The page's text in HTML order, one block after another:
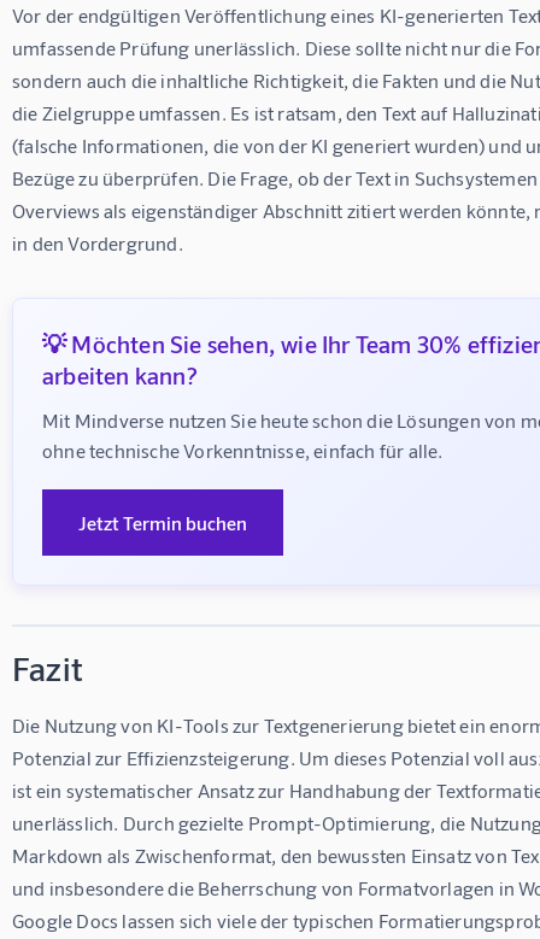
Vor der endgültigen Veröffentlichung eines KI-generierten
umfassende Prüfung unerlässlich. Diese sollte nicht nur die
sondern auch die inhaltliche Richtigkeit, die Fakten und die
die Zielgruppe umfassen. Es ist ratsam, den Text auf
(falsche Informationen, die von der KI generiert wurden) und
Bezüge zu überprüfen. Die Frage, ob der Text in
Overviews als eigenständiger Abschnitt zitiert werden könnte,
in den Vordergrund.
💡 Möchten Sie sehen, wie Ihr Team 30%
arbeiten kann?
Mit Mindverse nutzen Sie heute schon die Lösungen von
ohne technische Vorkenntnisse, einfach für alle.
Jetzt Termin buchen
Fazit
Die Nutzung von KI-Tools zur Textgenerierung bietet ein
Potenzial zur Effizienzsteigerung. Um dieses Potenzial voll
ist ein systematischer Ansatz zur Handhabung der
unerlässlich. Durch gezielte Prompt-Optimierung, die
Markdown als Zwischenformat, den bewussten Einsatz von
und insbesondere die Beherrschung von Formatvorlagen in
Google Docs lassen sich viele der typischen